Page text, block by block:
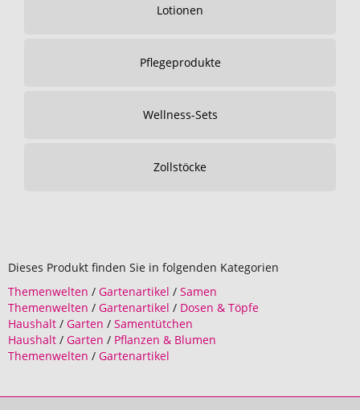
Lotionen
Pflegeprodukte
Wellness-Sets
Zollstöcke
Dieses Produkt finden Sie in folgenden Kategorien
Themenwelten / Gartenartikel / Samen
Themenwelten / Gartenartikel / Dosen & Töpfe
Haushalt / Garten / Samentütchen
Haushalt / Garten / Pflanzen & Blumen
Themenwelten / Gartenartikel